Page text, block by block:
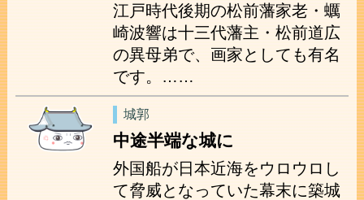
江戸時代後期の松前藩家老・蠣
崎波響は十三代藩主・松前道広
の異母弟で、画家としても有名
です。……
城郭
中途半端な城に
外国船が日本近海をウロウロし
て脅威となっていた幕末に築城